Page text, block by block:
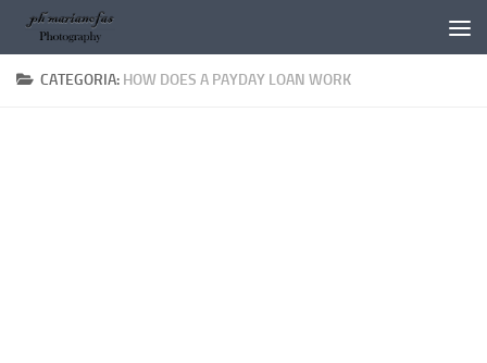
Salta al contenuto
CATEGORIA: HOW DOES A PAYDAY LOAN WORK